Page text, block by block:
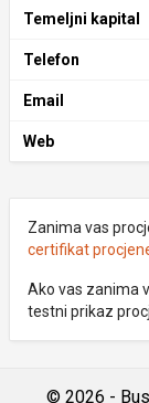
Temeljni kapital
Telefon
Email
Web
Zanima vas
certifikat
Ako vas zanima
testni prikaz
© 2026 -